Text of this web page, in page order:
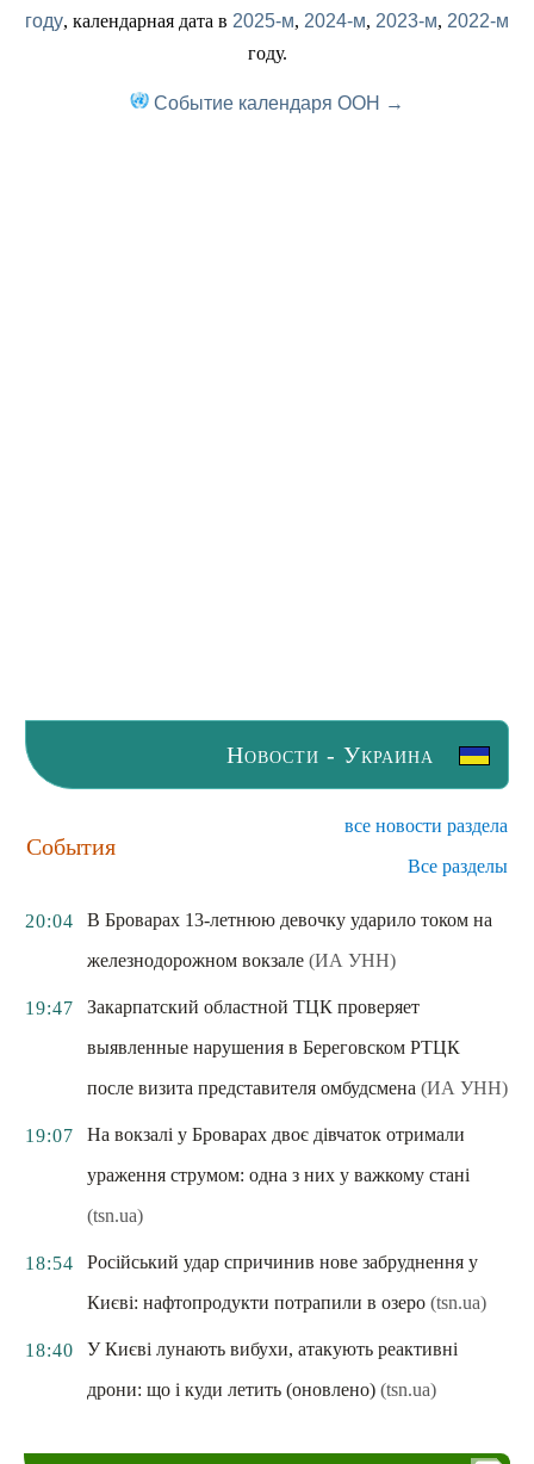
году, календарная дата в 2025-м, 2024-м, 2023-м, 2022-м
году.
Событие календаря ООН →
Новости - Украина
События
все новости раздела
Все разделы
20:04
В Броварах 13-летнюю девочку ударило током на
железнодорожном вокзале (ИА УНН)
19:47
Закарпатский областной ТЦК проверяет
выявленные нарушения в Береговском РТЦК
после визита представителя омбудсмена (ИА УНН)
19:07
На вокзалі у Броварах двоє дівчаток отримали
ураження струмом: одна з них у важкому стані
(tsn.ua)
18:54
Російський удар спричинив нове забруднення у
Києві: нафтопродукти потрапили в озеро (tsn.ua)
18:40
У Києві лунають вибухи, атакують реактивні
дрони: що і куди летить (оновлено) (tsn.ua)